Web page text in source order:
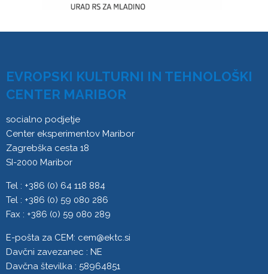
EVROPSKI KULTURNI IN TEHNOLOŠKI
CENTER MARIBOR
socialno podjetje
Center eksperimentov Maribor
Zagrebška cesta 18
SI-2000 Maribor
Tel : +386 (0) 64 118 884
Tel : +386 (0) 59 080 286
Fax : +386 (0) 59 080 289
E-pošta za CEM: cem@ektc.si
Davčni zavezanec : NE
Davčna številka : 58964851